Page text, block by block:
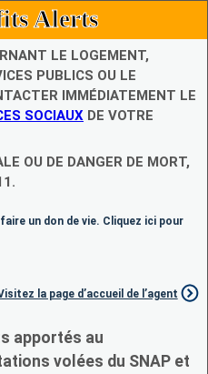
Alerts
LE LOGEMENT,
PUBLICS OU LE
IMMÉDIATEMENT LE
SOCIAUX DE VOTRE
OU DE DANGER DE MORT,
un don de vie. Cliquez ici pour
la page d’accueil de l’agent
apportés au
volées du SNAP et